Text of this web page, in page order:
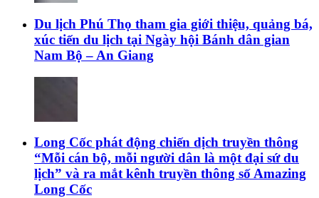
Du lịch Phú Thọ tham gia giới thiệu, quảng bá,
xúc tiến du lịch tại Ngày hội Bánh dân gian
Nam Bộ – An Giang
Long Cốc phát động chiến dịch truyền thông
“Mỗi cán bộ, mỗi người dân là một đại sứ du
lịch” và ra mắt kênh truyền thông số Amazing
Long Cốc